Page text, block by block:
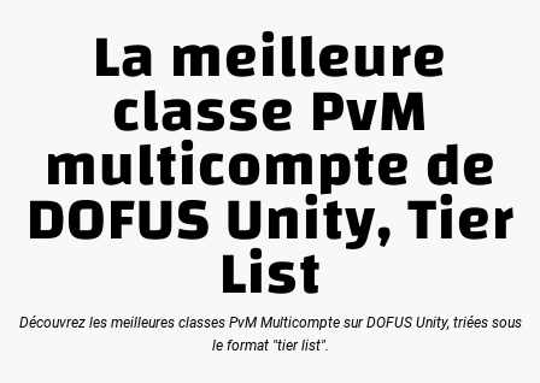
La meilleure
classe PvM
multicompte de
DOFUS Unity, Tier
List
Découvrez les meilleures classes PvM Multicompte sur DOFUS Unity, triées sous
le format "tier list".